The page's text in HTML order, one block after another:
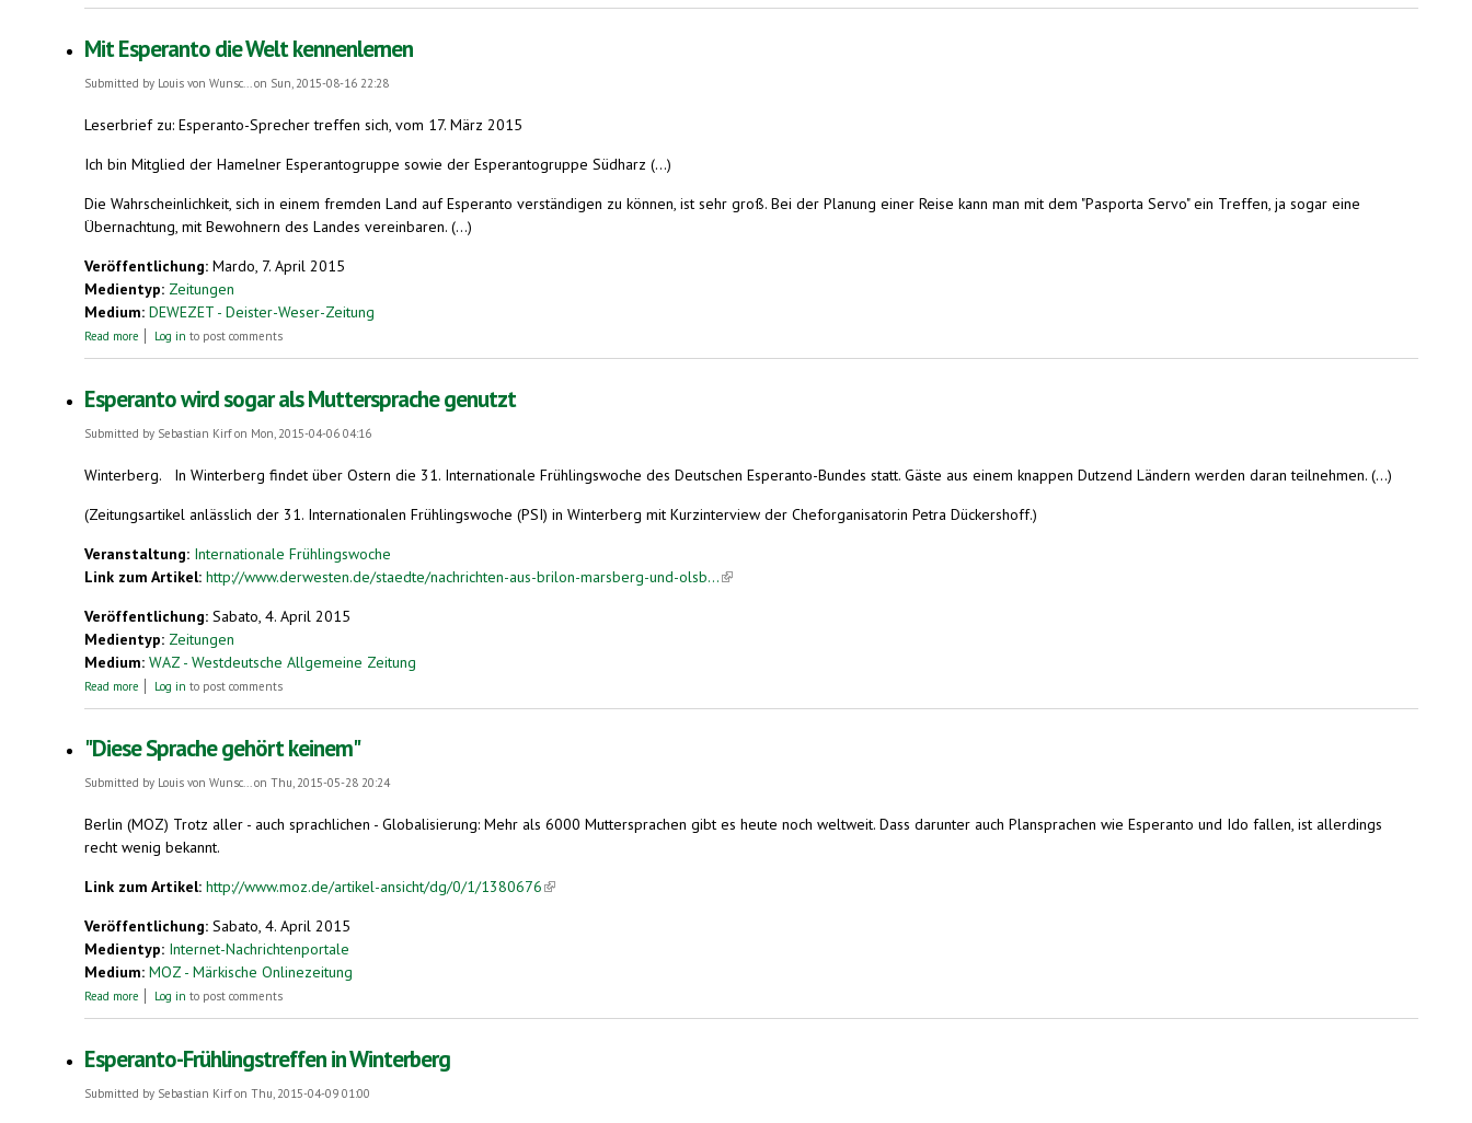
Mit Esperanto die Welt kennenlernen
Submitted by Louis von Wunsc... on Sun, 2015-08-16 22:28
Leserbrief zu: Esperanto-Sprecher treffen sich, vom 17. März 2015
Ich bin Mitglied der Hamelner Esperantogruppe sowie der Esperantogruppe Südharz (...)
Die Wahrscheinlichkeit, sich in einem fremden Land auf Esperanto verständigen zu können, ist sehr groß. Bei der Planung einer Reise kann man mit dem "Pasporta Servo" ein Treffen, ja sogar eine
Übernachtung, mit Bewohnern des Landes vereinbaren. (...)
Veröffentlichung: Mardo, 7. April 2015
Medientyp: Zeitungen
Medium: DEWEZET - Deister-Weser-Zeitung
Read more about Mit Esperanto die Welt kennenlernen
Log in to post comments
Esperanto wird sogar als Muttersprache genutzt
Submitted by Sebastian Kirfon Mon, 2015-04-06 04:16
Winterberg.
In Winterberg findet über Ostern die 31. Internationale Frühlingswoche des Deutschen Esperanto-Bundes statt. Gäste aus einem knappen Dutzend Ländern werden daran teilnehmen. (...)
(Zeitungsartikel anlässlich der 31. Internationalen Frühlingswoche (PSI) in Winterberg mit Kurzinterview der Cheforganisatorin Petra Dückershoff.)
Veranstaltung: Internationale Frühlingswoche
Link zum Artikel: http://www.derwesten.de/staedte/nachrichten-aus-brilon-marsberg-und-olsb...(link is external)
Veröffentlichung: Sabato, 4. April 2015
Medientyp: Zeitungen
Medium: WAZ - Westdeutsche Allgemeine Zeitung
Read more about Esperanto wird sogar als Muttersprache genutzt
Log in to post comments
"Diese Sprache gehört keinem"
Submitted by Louis von Wunsc...on Thu, 2015-05-28 20:24
Berlin (MOZ) Trotz aller - auch sprachlichen - Globalisierung: Mehr als 6000 Muttersprachen gibt es heute noch weltweit. Dass darunter auch Plansprachen wie Esperanto und Ido fallen, ist allerdings
recht wenig bekannt.
Link zum Artikel: http://www.moz.de/artikel-ansicht/dg/0/1/1380676(link is external)
Veröffentlichung: Sabato, 4. April 2015
Medientyp: Internet-Nachrichtenportale
Medium: MOZ - Märkische Onlinezeitung
Read more about "Diese Sprache gehört keinem"
Log in to post comments
Esperanto-Frühlingstreffen in Winterberg
Submitted by Sebastian Kirfon Thu, 2015-04-09 01:00